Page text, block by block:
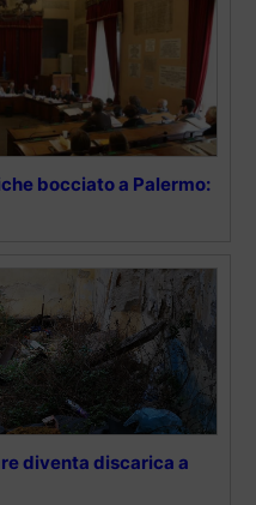
bocciato a Palermo:
diventa discarica a